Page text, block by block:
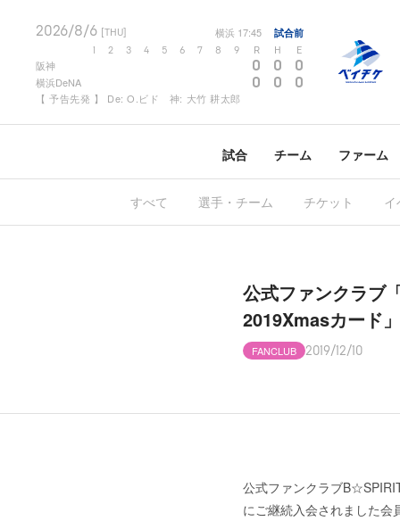
2026/8/6 [THU] 横浜 17:45 試合前
2 3 4 5 6 7 8 9 R H E
阪神 0 0 0
横浜DeNA 0 0 0
【 予告先発 】 De: O.ビド 神: 大竹 耕太郎
試合 チーム ファーム
すべて 選手・チーム チケット
公式ファンクラブ
2019Xmasカード
FANCLUB 2019/12/10
公式ファンクラブ
にご継続入会されました会